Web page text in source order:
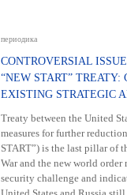
периодика
CONTROVERSIAL
“NEW START” TREATY:
EXISTING STRATEGIC
Treaty between the United
measures for further
START”) is the last pillar of
War and the new world
security challenge and